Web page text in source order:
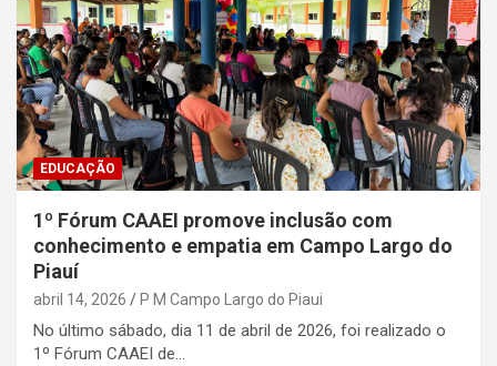
EDUCAÇÃO
1º Fórum CAAEI promove inclusão com
conhecimento e empatia em Campo Largo do
Piauí
abril 14, 2026 P M Campo Largo do Piaui
No último sábado, dia 11 de abril de 2026, foi realizado o
1º Fórum CAAEI de…